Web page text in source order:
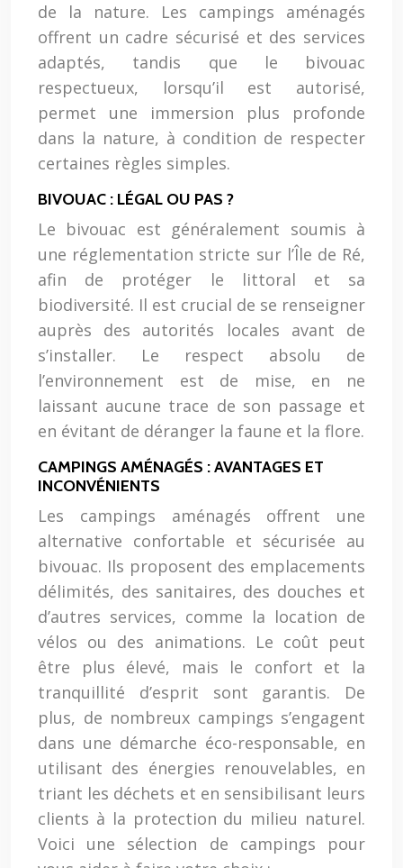
de la nature. Les campings aménagés
offrent un cadre sécurisé et des services
adaptés, tandis que le bivouac
respectueux, lorsqu’il est autorisé,
permet une immersion plus profonde
dans la nature, à condition de respecter
certaines règles simples.
BIVOUAC : LÉGAL OU PAS ?
Le bivouac est généralement soumis à
une réglementation stricte sur l’Île de Ré,
afin de protéger le littoral et sa
biodiversité. Il est crucial de se renseigner
auprès des autorités locales avant de
s’installer. Le respect absolu de
l’environnement est de mise, en ne
laissant aucune trace de son passage et
en évitant de déranger la faune et la flore.
CAMPINGS AMÉNAGÉS : AVANTAGES ET
INCONVÉNIENTS
Les campings aménagés offrent une
alternative confortable et sécurisée au
bivouac. Ils proposent des emplacements
délimités, des sanitaires, des douches et
d’autres services, comme la location de
vélos ou des animations. Le coût peut
être plus élevé, mais le confort et la
tranquillité d’esprit sont garantis. De
plus, de nombreux campings s’engagent
dans une démarche éco-responsable, en
utilisant des énergies renouvelables, en
triant les déchets et en sensibilisant leurs
clients à la protection du milieu naturel.
Voici une sélection de campings pour